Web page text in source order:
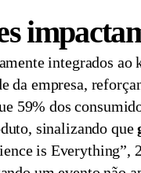
integrados
da empresa,
59% dos
sinalizando que
is Everything”,